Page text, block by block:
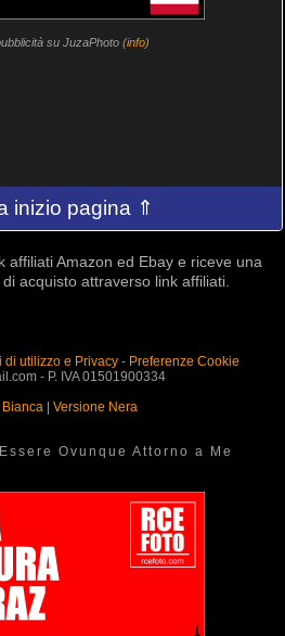
su JuzaPhoto (info)
inizio pagina ⇑
affiliati Amazon ed Ebay e riceve una
acquisto attraverso link affiliati.
di utilizzo e Privacy- Preferenze Cookie
- P. IVA 01501900334
Versione Nera
Ovunque Attorno a Me